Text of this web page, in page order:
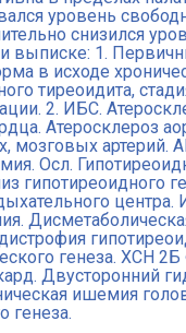
уровень
снизился
выписке: 1.
в исходе
тиреоидита,
2. ИБС.
Атеросклероз
мозговых артерий.
Осл.
гипотиреоидного
центра.
генеза. ХСН
Двусторонний
ишемия
генеза.